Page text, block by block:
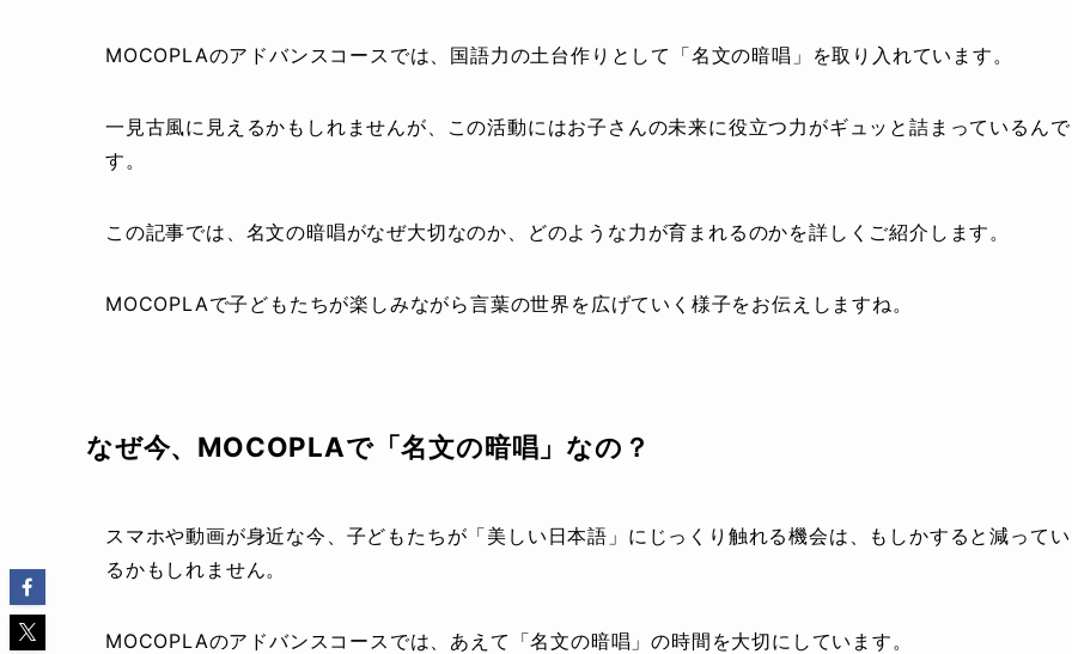
MOCOPLAのアドバンスコースでは、国語力の土台作りとして「名文の暗唱」を取り入れています。
一見古風に見えるかもしれませんが、この活動にはお子さんの未来に役立つ力がギュッと詰まっているんで
す。
この記事では、名文の暗唱がなぜ大切なのか、どのような力が育まれるのかを詳しくご紹介します。
MOCOPLAで子どもたちが楽しみながら言葉の世界を広げていく様子をお伝えしますね。
なぜ今、MOCOPLAで「名文の暗唱」なの？
スマホや動画が身近な今、子どもたちが「美しい日本語」にじっくり触れる機会は、もしかすると減ってい
るかもしれません。
MOCOPLAのアドバンスコースでは、あえて「名文の暗唱」の時間を大切にしています。